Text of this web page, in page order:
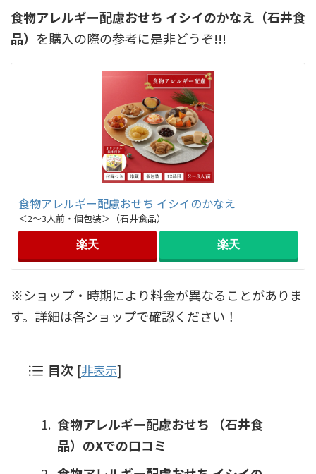
食物アレルギー配慮おせち イシイのかなえ（石井食
品） を購入の際の参考に是非どうぞ!!!
食物アレルギー配慮おせち イシイのかなえ
＜2～3人前・個包装＞（石井食品）
楽天 楽天
※ショップ・時期により料金が異なることがありま
す。詳細は各ショップで確認ください！
目次 [非表示]
食物アレルギー配慮おせち （石井食
品）のXでの口コミ